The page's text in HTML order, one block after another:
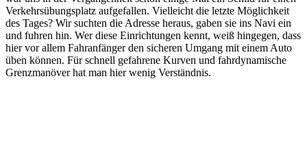
Verkehrsübungsplatz aufgefallen. Vielleicht die letzte Möglichkeit
des Tages? Wir suchten die Adresse heraus, gaben sie ins Navi ein
und fuhren hin. Wer diese Einrichtungen kennt, weiß hingegen, dass
hier vor allem Fahranfänger den sicheren Umgang mit einem Auto
üben können. Für schnell gefahrene Kurven und fahrdynamische
Grenzmanöver hat man hier wenig Verständnis.